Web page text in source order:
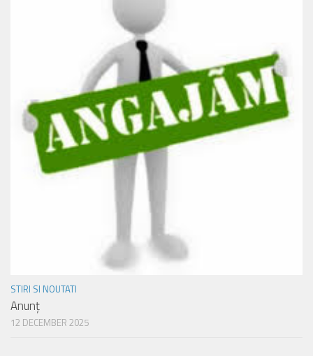
STIRI SI NOUTATI
Anunț
12 DECEMBER 2025